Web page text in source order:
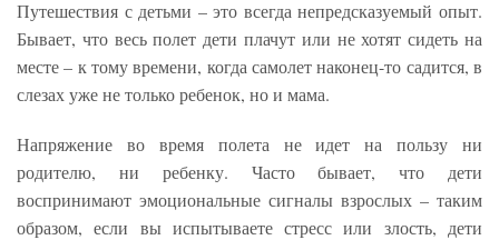
Путешествия с детьми – это всегда непредсказуемый опыт.
Бывает, что весь полет дети плачут или не хотят сидеть на
месте – к тому времени, когда самолет наконец-то садится, в
слезах уже не только ребенок, но и мама.
Напряжение во время полета не идет на пользу ни
родителю, ни ребенку. Часто бывает, что дети
воспринимают эмоциональные сигналы взрослых – таким
образом, если вы испытываете стресс или злость, дети